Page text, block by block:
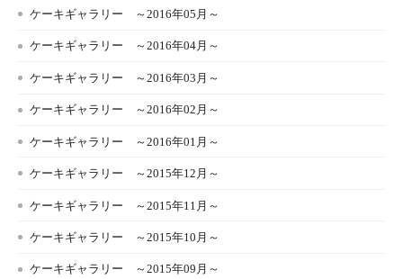
ケーキギャラリー ～2016年05月～
ケーキギャラリー ～2016年04月～
ケーキギャラリー ～2016年03月～
ケーキギャラリー ～2016年02月～
ケーキギャラリー ～2016年01月～
ケーキギャラリー ～2015年12月～
ケーキギャラリー ～2015年11月～
ケーキギャラリー ～2015年10月～
ケーキギャラリー ～2015年09月～